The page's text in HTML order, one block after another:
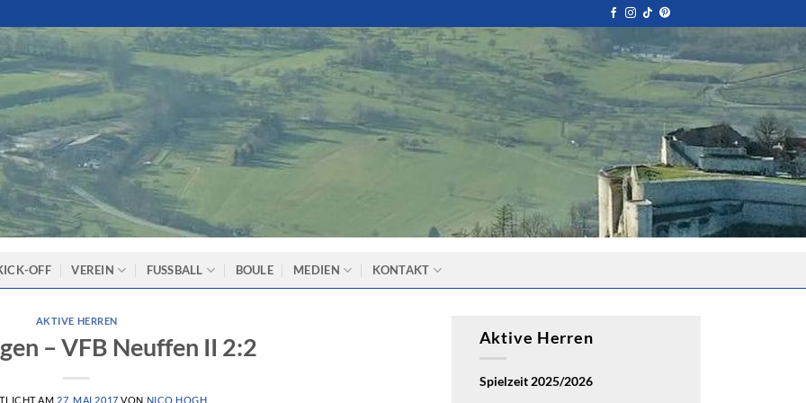
OFF VEREIN FUSSBALL BOULE MEDIEN KONTAKT
AKTIVE HERREN
– VFB Neuffen II 2:2
AM 27. MAI 2017 VON NICO HOGH
Aktive Herren
Spielzeit 2025/2026